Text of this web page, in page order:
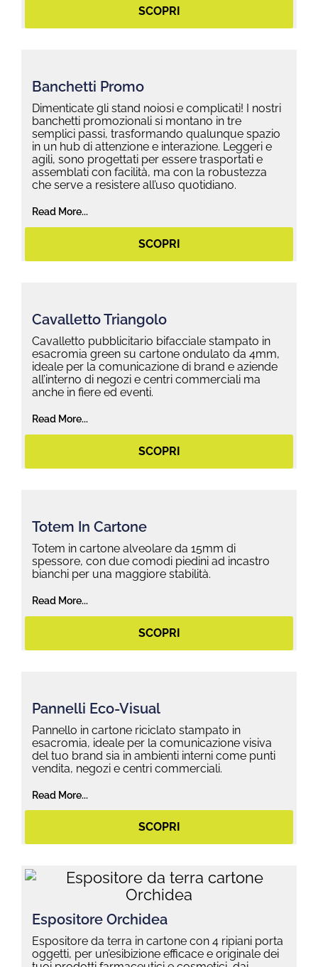
SCOPRI
Banchetti Promo
Dimenticate gli stand noiosi e complicati! I nostri
banchetti promozionali si montano in tre
semplici passi, trasformando qualunque spazio
in un hub di attenzione e interazione. Leggeri e
agili, sono progettati per essere trasportati e
assemblati con facilità, ma con la robustezza
che serve a resistere all’uso quotidiano.
Read More...
SCOPRI
Cavalletto Triangolo
Cavalletto pubblicitario bifacciale stampato in
esacromia green su cartone ondulato da 4mm,
ideale per la comunicazione di brand e aziende
all’interno di negozi e centri commerciali ma
anche in fiere ed eventi.
Read More...
SCOPRI
Totem In Cartone
Totem in cartone alveolare da 15mm di
spessore, con due comodi piedini ad incastro
bianchi per una maggiore stabilità.
Read More...
SCOPRI
Pannelli Eco-Visual
Pannello in cartone riciclato stampato in
esacromia, ideale per la comunicazione visiva
del tuo brand sia in ambienti interni come punti
vendita, negozi e centri commerciali.
Read More...
SCOPRI
Espositore Orchidea
Espositore da terra in cartone con 4 ripiani porta
oggetti, per un’esibizione efficace e originale dei